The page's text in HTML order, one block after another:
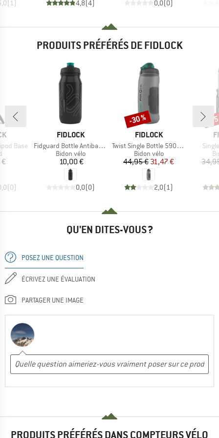
( 1 ) 4,8(4) 0,0(0)
PRODUITS PRÉFÉRÉS DE FIDLOCK
Base
group
(0)
MARQUE
FIDLOCK
Article
Fidguard Bottle Antibacterial 600
Product group
Bidon vélo
Prix
10,00 €
0,0(0)
MARQUE
FIDLOCK
Article
Twist Single Bottle 590 Antibacterial
Product group
Bidon vélo
Prix
44,95 €Prix réduit
31,47 €
2,0(1)
Remise
-30 % -
QU'EN DITES-VOUS ?
POSEZ UNE QUESTION
ÉCRIVEZ UNE ÉVALUATION
PARTAGER UNE IMAGE
PRODUITS PRÉFÉRÉS DANS COMPTEURS VÉLO